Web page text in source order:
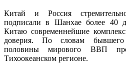
Китай и Россия
подписали в Шанхае более 40
Китаю современнейшие
доверия. По словам бывшего
половины мирового ВВП
Тихоокеанском регионе.